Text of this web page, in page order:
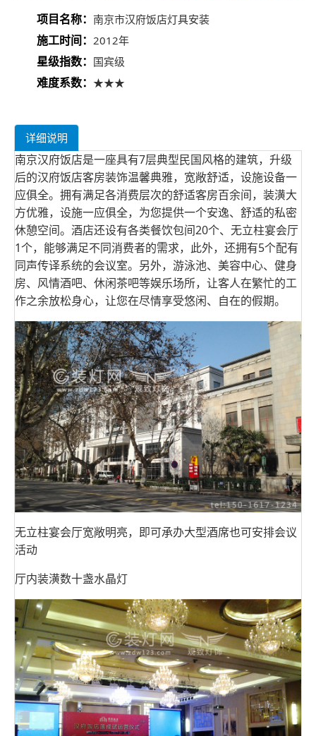
项目名称： 南京市汉府饭店灯具安装
施工时间： 2012年
星级指数： 国宾级
难度系数： ★★★
详细说明
南京汉府饭店是一座具有7层典型民国风格的建筑，升级
后的汉府饭店客房装饰温馨典雅，宽敞舒适，设施设备一
应俱全。拥有满足各消费层次的舒适客房百余间，装潢大
方优雅，设施一应俱全，为您提供一个安逸、舒适的私密
休憩空间。酒店还设有各类餐饮包间20个、无立柱宴会厅
1个，能够满足不同消费者的需求，此外，还拥有5个配有
同声传译系统的会议室。另外，游泳池、美容中心、健身
房、风情酒吧、休闲茶吧等娱乐场所，让客人在繁忙的工
作之余放松身心，让您在尽情享受悠闲、自在的假期。
无立柱宴会厅宽敞明亮，即可承办大型酒席也可安排会议
活动
厅内装潢数十盏水晶灯